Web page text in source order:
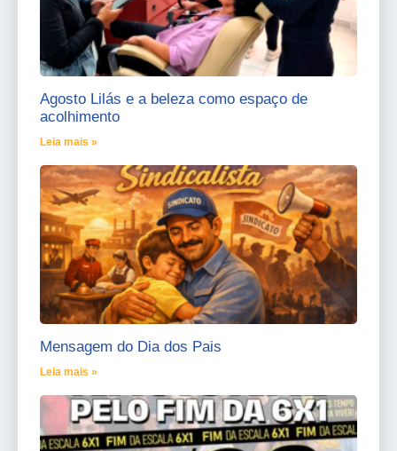
Agosto Lilás e a beleza como espaço de
acolhimento
Leia mais »
Mensagem do Dia dos Pais
Leia mais »